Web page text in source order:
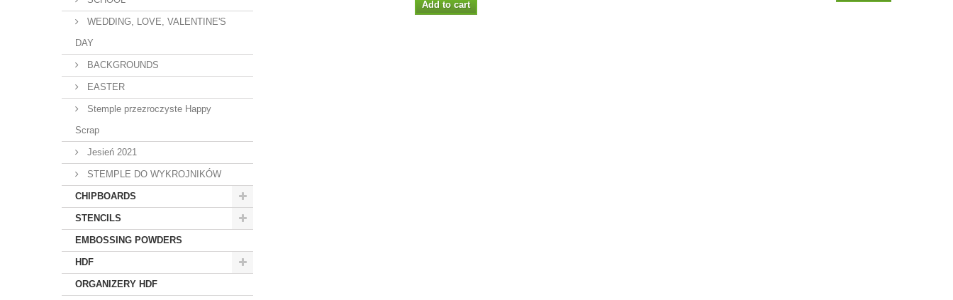
WEDDING, LOVE, VALENTINE'S
DAY
BACKGROUNDS
EASTER
Stemple przezroczyste Happy
Scrap
Jesień 2021
STEMPLE DO WYKROJNIKÓW
CHIPBOARDS
STENCILS
EMBOSSING POWDERS
HDF
ORGANIZERY HDF
Add to cart